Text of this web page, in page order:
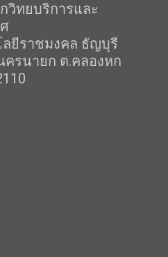
วิทยบริการและ
ยีราชมงคล ธัญบุรี
รนายก ต.คลองหก